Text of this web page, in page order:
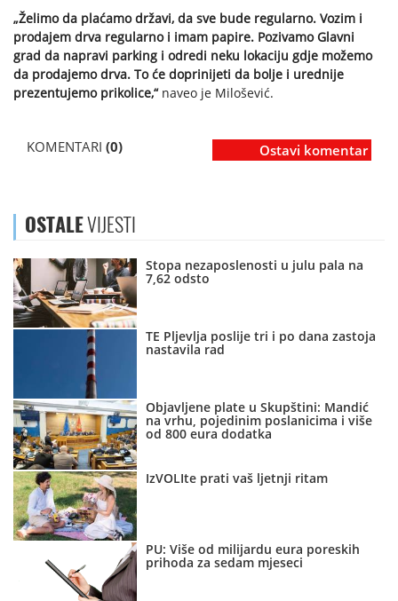
„Želimo da plaćamo državi, da sve bude regularno. Vozim i
prodajem drva regularno i imam papire. Pozivamo Glavni
grad da napravi parking i odredi neku lokaciju gdje možemo
da prodajemo drva. To će doprinijeti da bolje i urednije
prezentujemo prikolice,“naveo je Milošević.
KOMENTARI (0) Ostavi komentar
OSTALEVIJESTI
Stopa nezaposlenosti u julu pala na
7,62 odsto
TE Pljevlja poslije tri i po dana zastoja
nastavila rad
Objavljene plate u Skupštini: Mandić
na vrhu, pojedinim poslanicima i više
od 800 eura dodatka
IzVOLIte prati vaš ljetnji ritam
PU: Više od milijardu eura poreskih
prihoda za sedam mjeseci